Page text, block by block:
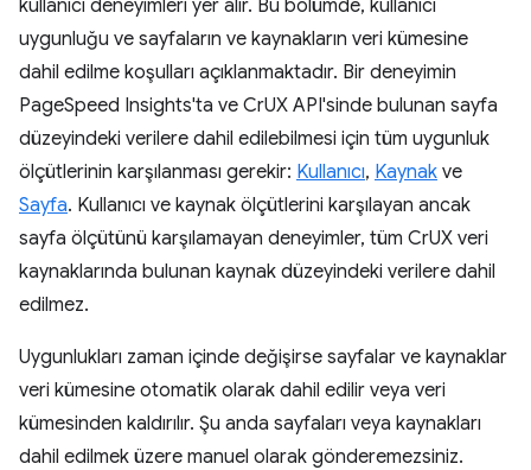
kullanıcı deneyimleri yer alır. Bu bölümde, kullanıcı
uygunluğu ve sayfaların ve kaynakların veri kümesine
dahil edilme koşulları açıklanmaktadır. Bir deneyimin
PageSpeed Insights'ta ve CrUX API'sinde bulunan sayfa
düzeyindeki verilere dahil edilebilmesi için tüm uygunluk
ölçütlerinin karşılanması gerekir: Kullanıcı, Kaynak ve
Sayfa. Kullanıcı ve kaynak ölçütlerini karşılayan ancak
sayfa ölçütünü karşılamayan deneyimler, tüm CrUX veri
kaynaklarında bulunan kaynak düzeyindeki verilere dahil
edilmez.
Uygunlukları zaman içinde değişirse sayfalar ve kaynaklar
veri kümesine otomatik olarak dahil edilir veya veri
kümesinden kaldırılır. Şu anda sayfaları veya kaynakları
dahil edilmek üzere manuel olarak gönderemezsiniz.